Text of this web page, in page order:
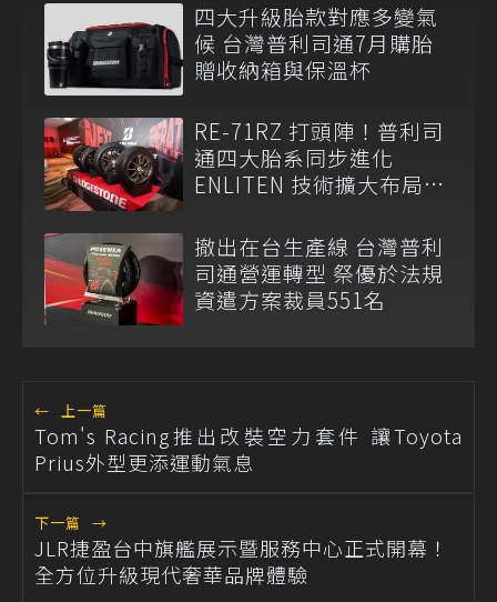
四大升級胎款對應多變氣
候 台灣普利司通7月購胎
贈收納箱與保溫杯
RE-71RZ 打頭陣！普利司
通四大胎系同步進化
ENLITEN 技術擴大布局多
撤出在台生產線 台灣普利
司通營運轉型 祭優於法規
資遣方案裁員551名
← 上一篇
Tom's Racing推出改裝空力套件 讓Toyota
Prius外型更添運動氣息
下一篇 →
JLR捷盈台中旗艦展示暨服務中心正式開幕！
全方位升級現代奢華品牌體驗